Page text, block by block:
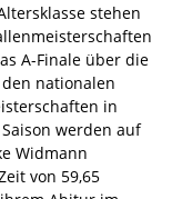
stehen
A-Finale über die
nationalen
in
werden auf
Widmann
von 59,65